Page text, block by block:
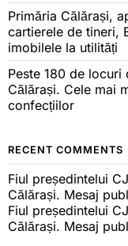
Primăria Călărași,
cartierele de tineri,
imobilele la utilități
Peste 180 de
Călărași. Cele mai
confecțiilor
RECENT COMMENTS
Fiul președintelui
Călărași. Mesaj
Fiul președintelui
Călărași. Mesaj